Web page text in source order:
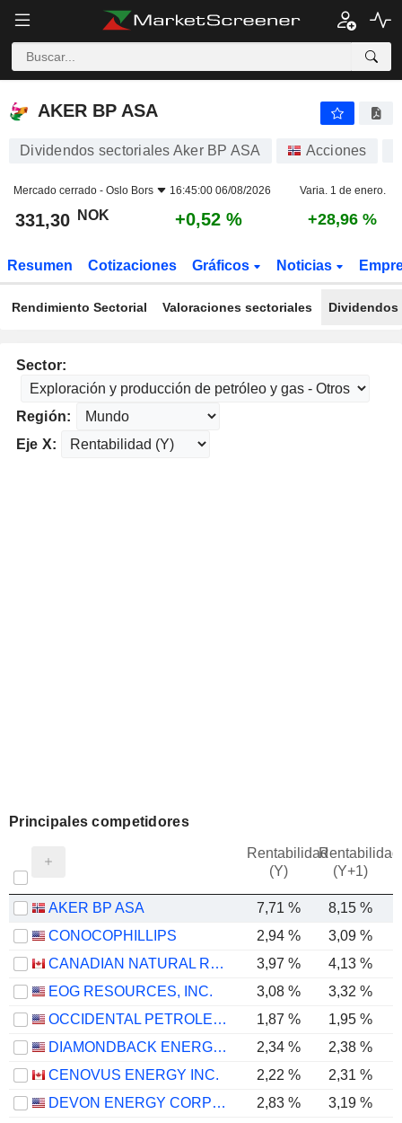
AKER BP ASA
AKER BP ASA
Dividendos sectoriales Aker BP ASA Acciones
Mercado cerrado - Oslo Bors 16:45:00 06/08/2026 Varia. 1 de enero.
331,30 NOK +0,52 % +28,96 %
Resumen Cotizaciones Gráficos Noticias
Rendimiento Sectorial Valoraciones sectoriales
Sector:
Región:
Eje X:
Principales competidores
Rentabilidad
(Y)
Rentabilidad
(Y+1)
AKER BP ASA 7,71 % 8,15 %
CONOCOPHILLIPS
2,94 % 3,09 %
CANADIAN NATURAL RESOURCES LIMITED
3,97 % 4,13 %
EOG RESOURCES, INC.
3,08 %
3,32 %
OCCIDENTAL PETROLEUM CORPORATION
1,87 %
1,95 %
DIAMONDBACK ENERGY, INC.
2,34 %
2,38 %
CENOVUS ENERGY INC.
2,22 %
2,31 %
DEVON ENERGY CORPORATION
2,83 %
3,19 %